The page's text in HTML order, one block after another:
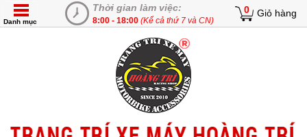
Thời gian làm việc:
8:00 - 18:00 (Kể cả thứ 7 và CN)
0 Giỏ hàng
Danh mục